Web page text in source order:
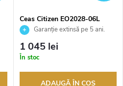
Ceas Citizen EO2028-06L
Garanție extinsă pe 5 ani.
Până la 100 de zile pentru
returnarea bunurilor. Vânzător
1 045 lei
În stoc
ADAUGĂ ÎN COŞ